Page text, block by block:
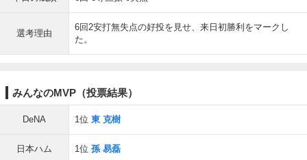
選考理由
6回2安打無失点の好投を見せ、来日初勝利をマークし
た。
みんなのMVP（投票結果）
DeNA 1位 東 克樹
日本ハム 1位 孫 易磊